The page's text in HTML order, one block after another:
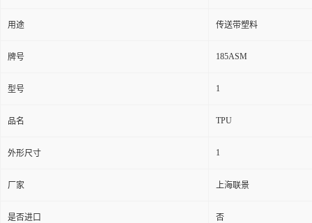
用途 传送带塑料
牌号 185ASM
型号 1
品名 TPU
外形尺寸 1
厂家 上海联景
是否进口 否